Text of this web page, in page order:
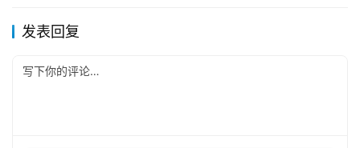
发表回复